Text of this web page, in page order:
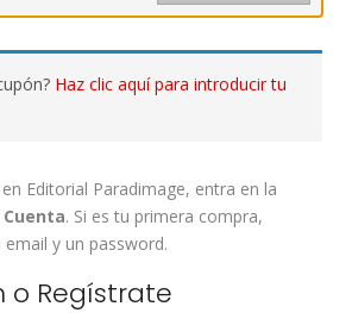
Haz clic aquí para introducir tu
Editorial Paradimage, entra en la
Cuenta. Si es tu primera compra,
y un password.
o Regístrate